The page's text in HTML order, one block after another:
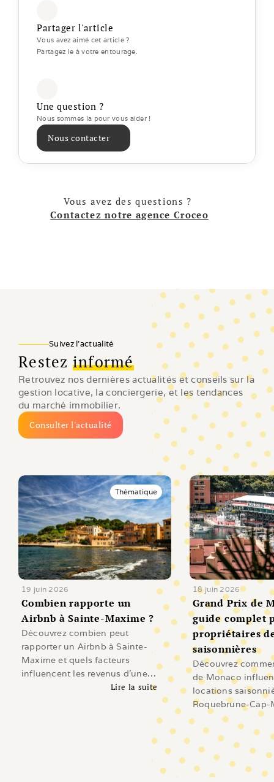
Partager l'article
Vous avez aimé cet article ?
Partagez le à votre entourage.
Une question ?
Nous sommes la pour vous aider !
Nous contacter
Vous avez des questions ?
Contactez notre agence Croceo
Suivez l'actualité
Restez informé
Retrouvez nos dernières actualités et conseils sur la
gestion locative, la conciergerie, et les tendances
du marché immobilier.
Consulter l'actualité
Thématique
19 juin 2026
Combien rapporte un
Airbnb à Sainte-Maxime ?
Découvrez combien peut
rapporter un Airbnb à Sainte-
Maxime et quels facteurs
influencent les revenus d'une
location saisonnière sur le Golfe
Lire la suite
18 juin 2026
Grand Prix de
guide complet
propriétaires
saisonnières
Découvrez
de Monaco
locations
Roquebrune-Cap-
Beausoleil, Cap-
Revenus,
investissement et
les propriétaires.